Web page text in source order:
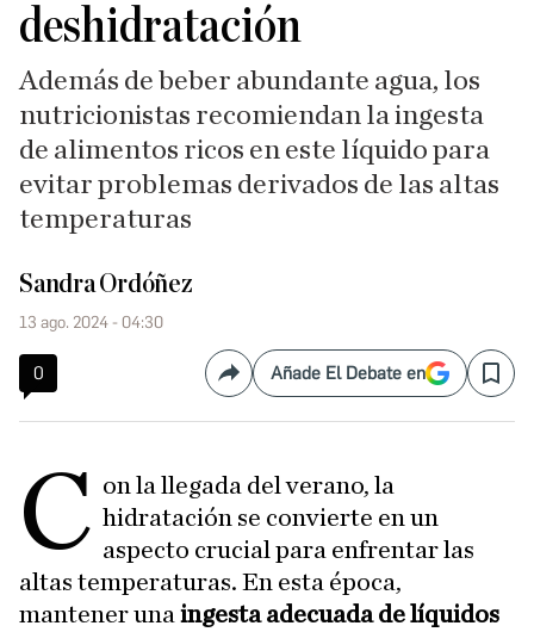
deshidratación
Además de beber abundante agua, los
nutricionistas recomiendan la ingesta
de alimentos ricos en este líquido para
evitar problemas derivados de las altas
temperaturas
Sandra Ordóñez
13 ago. 2024 - 04:30
0 CompartirAñade El Debate en Save
C on la llegada del verano, la
hidratación se convierte en un
aspecto crucial para enfrentar las
altas temperaturas. En esta época,
mantener una ingesta adecuada de líquidos